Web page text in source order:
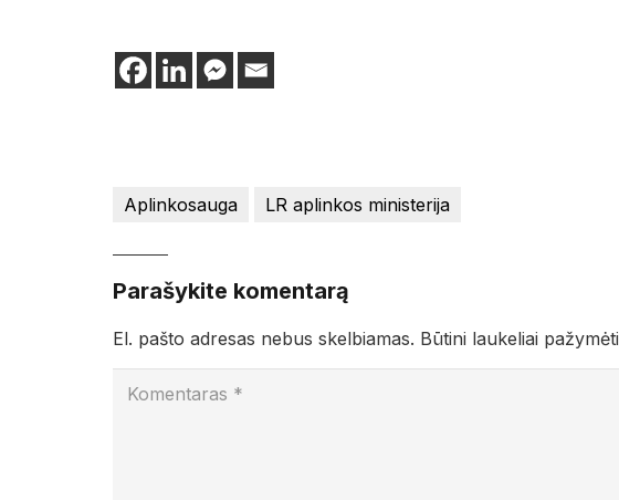
Aplinkosauga LR aplinkos ministerija
Parašykite komentarą
El. pašto adresas nebus skelbiamas. Būtini laukeliai pažymėti